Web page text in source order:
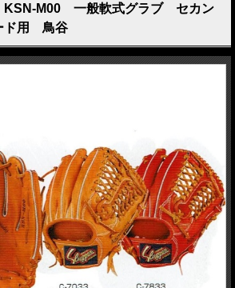
KSN-M00 一般軟式グラブ セカン
ド用 鳥谷